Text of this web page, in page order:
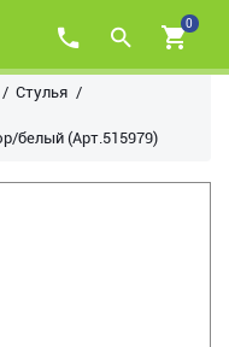
0
Стулья
белый (Арт.515979)